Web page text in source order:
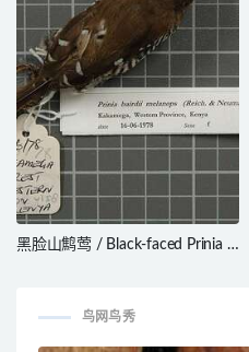
黑脸山鹪莺 / Black-faced Prinia /
鸟网鸟秀